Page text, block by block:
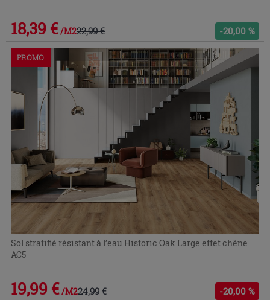
18,39 € /M222,99 € -20,00 %
PROMO
Sol stratifié résistant à l’eau Historic Oak Large effet chêne
AC5
19,99 € /M224,99 € -20,00 %